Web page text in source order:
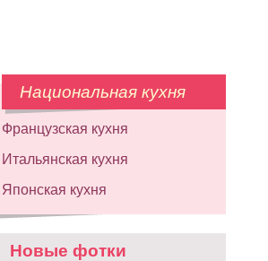
Национальная кухня
Французская кухня
Итальянская кухня
Японская кухня
Новые фотки